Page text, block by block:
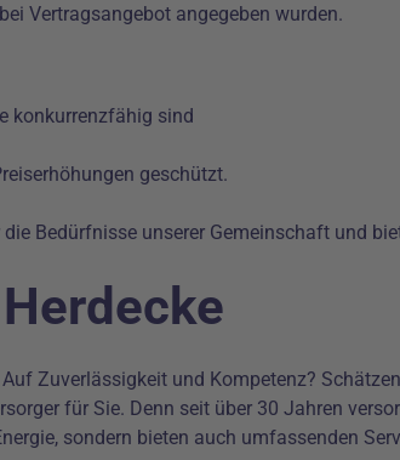
Vertragsangebot angegeben wurden.
konkurrenzfähig sind
geschützt.
Bedürfnisse unserer Gemeinschaft und
Zuverlässigkeit und Kompetenz?
für Sie. Denn seit über 30 Jahren
sondern bieten auch umfassenden